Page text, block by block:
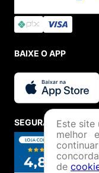
BAIXE O APP
SEGURANÇA EEste site
melhor
de